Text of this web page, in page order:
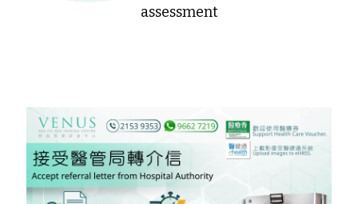
超聲波掃描 Ultrasound
子宮輸卵管造影檢查 Hysterosalpingogram
骨質密度檢查 DEXA Bone Density
X光檢查 X Ray
Female screening 女士健康篩查
自我乳房檢查 Be your Breast Friend
Contact Us 聯絡我們assessment